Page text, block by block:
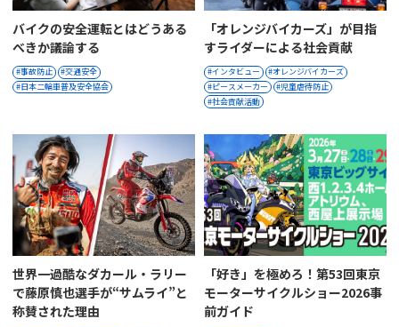
バイクの安全運転とはどうある
べきか議論する
事故防止
交通安全
日本二輪車普及安全協会
「オレンジバイカーズ」が目指
すライダーによる社会貢献
インタビュー
オレンジバイカーズ
ピースメーカー
児童虐待防止
社会貢献活動
世界一過酷なダカール・ラリー
で藤原慎也選手が“サムライ”と
称賛された理由
「好き」を極めろ！第53回東京
モーターサイクルショー2026事
前ガイド